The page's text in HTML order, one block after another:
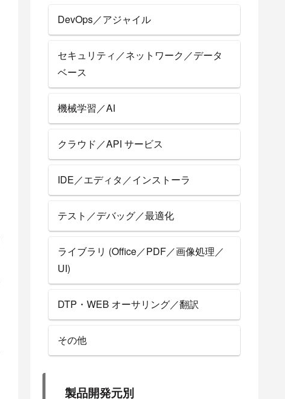
DevOps／アジャイル
セキュリティ／ネットワーク／データ
ベース
機械学習／AI
クラウド／API サービス
IDE／エディタ／インストーラ
テスト／デバッグ／最適化
ライブラリ (Office／PDF／画像処理／
UI)
DTP・WEB オーサリング／翻訳
その他
製品開発元別